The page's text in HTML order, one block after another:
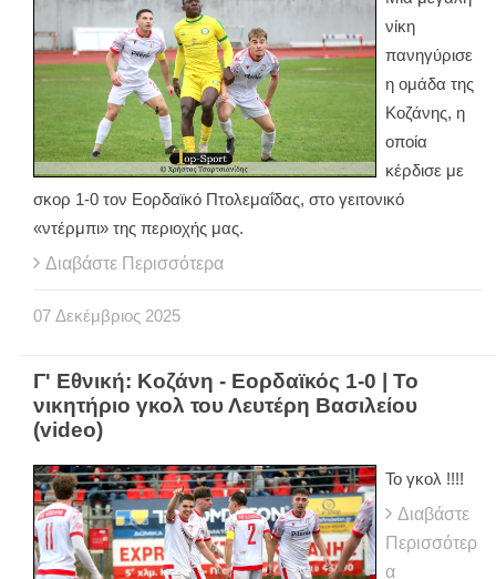
νίκη
πανηγύρισε
η ομάδα της
Κοζάνης, η
οποία
κέρδισε με
σκορ 1-0 τον Εορδαϊκό Πτολεμαΐδας, στο γειτονικό
«ντέρμπι» της περιοχής μας.
Διαβάστε Περισσότερα
07 Δεκέμβριος 2025
Γ' Εθνική: Κοζάνη - Εορδαϊκός 1-0 | Το
νικητήριο γκολ του Λευτέρη Βασιλείου
(video)
Το γκολ !!!!
Διαβάστε
Περισσότερ
α